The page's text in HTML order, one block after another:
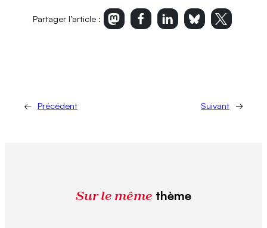
Partager l’article :
← Précédent Suivant →
Sur le même thème